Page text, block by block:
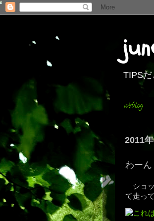
TIPS
weblog
2011
わーん
ショ
て走っ